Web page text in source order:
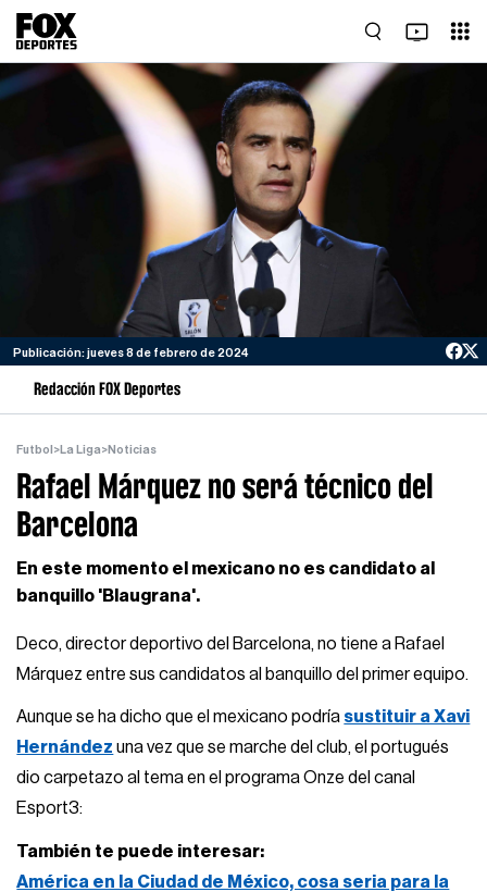
Publicación: jueves 8 de febrero de 2024
Redacción FOX Deportes
Futbol >La Liga>Noticias
Rafael Márquez no será técnico del
Barcelona
En este momento el mexicano no es candidato al
banquillo 'Blaugrana'.
Deco, director deportivo del Barcelona, no tiene a Rafael
Márquez entre sus candidatos al banquillo del primer equipo.
Aunque se ha dicho que el mexicano podría sustituir a Xavi
Hernández una vez que se marche del club, el portugués
dio carpetazo al tema en el programa Onze del canal
Esport3:
También te puede interesar:
América en la Ciudad de México, cosa seria para la